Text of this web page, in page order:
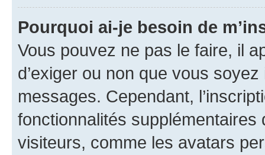
Pourquoi ai-je besoin de
Vous pouvez ne pas le faire, il
d’exiger ou non que vous
messages. Cependant,
fonctionnalités
visiteurs, comme les avatars